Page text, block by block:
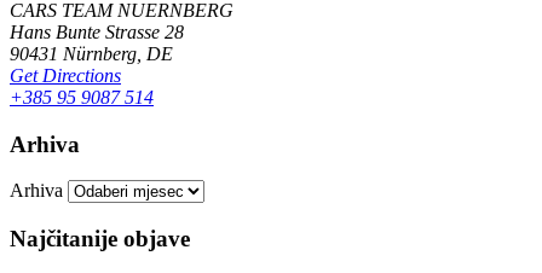
CARS TEAM NUERNBERG
Hans Bunte Strasse 28
90431 Nürnberg, DE
Get Directions
+385 95 9087 514
Arhiva
Arhiva
Najčitanije objave